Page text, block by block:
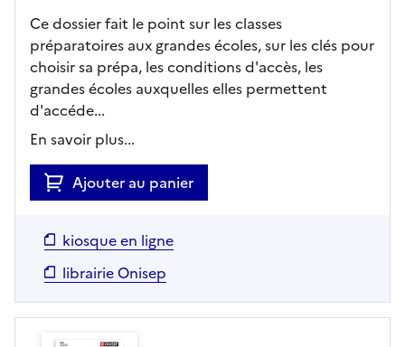
Ce dossier fait le point sur les classes
préparatoires aux grandes écoles, sur les clés pour
choisir sa prépa, les conditions d'accès, les
grandes écoles auxquelles elles permettent
d'accéde...
En savoir plus...
Ajouter au panier
kiosque en ligne
librairie Onisep